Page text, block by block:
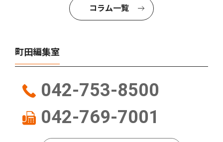
コラム一覧
町田編集室
042-753-8500
042-769-7001